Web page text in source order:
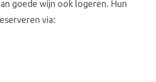
goede wijn ook logeren. Hun
via: